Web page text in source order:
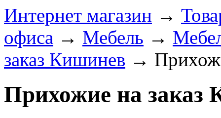
Интернет магазин →
офиса → Мебель →
заказ Кишинев →
Прихожие на заказ